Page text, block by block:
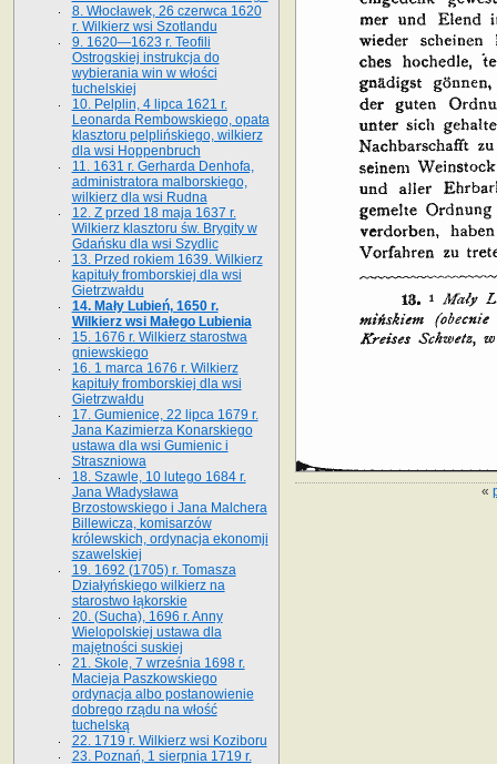
«
8. Włocławek, 26 czerwca 1620
r. Wilkierz wsi Szotlandu
9. 1620—1623 r. Teofili
Ostrogskiej instrukcja do
wybierania win w włości
tuchelskiej
10. Pelplin, 4 lipca 1621 r.
Leonarda Rembowskiego, opata
klasztoru pelplińskiego, wilkierz
dla wsi Hoppenbruch
11. 1631 r. Gerharda Denhofa,
administratora malborskiego,
wilkierz dla wsi Rudna
12. Z przed 18 maja 1637 r.
Wilkierz klasztoru św. Brygity w
Gdańsku dla wsi Szydlic
13. Przed rokiem 1639. Wilkierz
kapituły fromborskiej dla wsi
Gietrzwałdu
14. Mały Lubień, 1650 r.
Wilkierz wsi Małego Lubienia
15. 1676 r. Wilkierz starostwa
gniewskiego
16. 1 marca 1676 r. Wilkierz
kapituły fromborskiej dla wsi
Gietrzwałdu
17. Gumienice, 22 lipca 1679 r.
Jana Kazimierza Konarskiego
ustawa dla wsi Gumienic i
Straszniowa
18. Szawle, 10 lutego 1684 r.
Jana Władysława
Brzostowskiego i Jana Malchera
Billewicza, komisarzów
królewskich, ordynacja ekonomji
szawelskiej
19. 1692 (1705) r. Tomasza
Działyńskiego wilkierz na
starostwo łąkorskie
20. (Sucha), 1696 r. Anny
Wielopolskiej ustawa dla
majętności suskiej
21. Skole, 7 września 1698 r.
Macieja Paszkowskiego
ordynacja albo postanowienie
dobrego rządu na włość
tuchelską
22. 1719 r. Wilkierz wsi Koziboru
23. Poznań, 1 sierpnia 1719 r.